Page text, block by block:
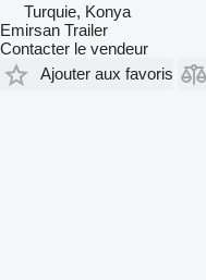
Turquie, Konya
Emirsan Trailer
Contacter le vendeur
Ajouter aux favoris